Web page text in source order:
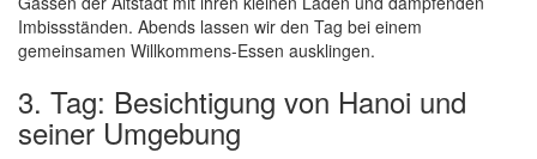
Imbissständen. Abends lassen wir den Tag bei einem
gemeinsamen Willkommens-Essen ausklingen.
3. Tag: Besichtigung von Hanoi und
seiner Umgebung